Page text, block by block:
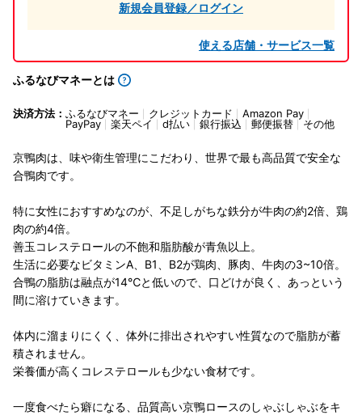
新規会員登録／ログイン
使える店舗・サービス一覧
ふるなびマネーとは
決済方法： ふるなびマネー クレジットカード
Amazon Pay
PayPay
楽天ペイ d払い 銀行振込 郵便振替 その他
京鴨肉は、味や衛生管理にこだわり、世界で最も高品質で安全な
合鴨肉です。
特に女性におすすめなのが、不足しがちな鉄分が牛肉の約2倍、鶏
肉の約4倍。
善玉コレステロールの不飽和脂肪酸が青魚以上。
生活に必要なビタミンA、B1、B2が鶏肉、豚肉、牛肉の3~10倍。
合鴨の脂肪は融点が14℃と低いので、口どけが良く、あっという
間に溶けていきます。
体内に溜まりにくく、体外に排出されやすい性質なので脂肪が蓄
積されません。
栄養価が高くコレステロールも少ない食材です。
一度食べたら癖になる、品質高い京鴨ロースのしゃぶしゃぶをキ